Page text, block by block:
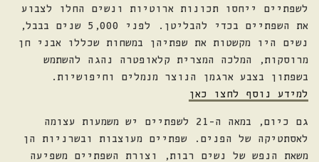
לשפתיים ייחסו תכונות ארוטיות ונשים החלו לצבוע
את השפתיים בכדי להבליטן. לפני 5,000 שנים בבבל,
נשים היו מקשטות את שפתיהן במשחות שכללו אבני חן
מרוסקות, המלכה המצרית קלאופטרה נהגה להשתמש
בשפתון בצבע ארגמן הנוצר מנמלים וחיפושיות.
למידע נוסף לחצו כאן
גם כיום, במאה ה-21 לשפתיים יש משמעות עצומה
לאסתטיקה של הפנים. שפתיים מעוצבות ובשרניות הן
משאת הנפש של נשים רבות, וצורת השפתיים משפיעה